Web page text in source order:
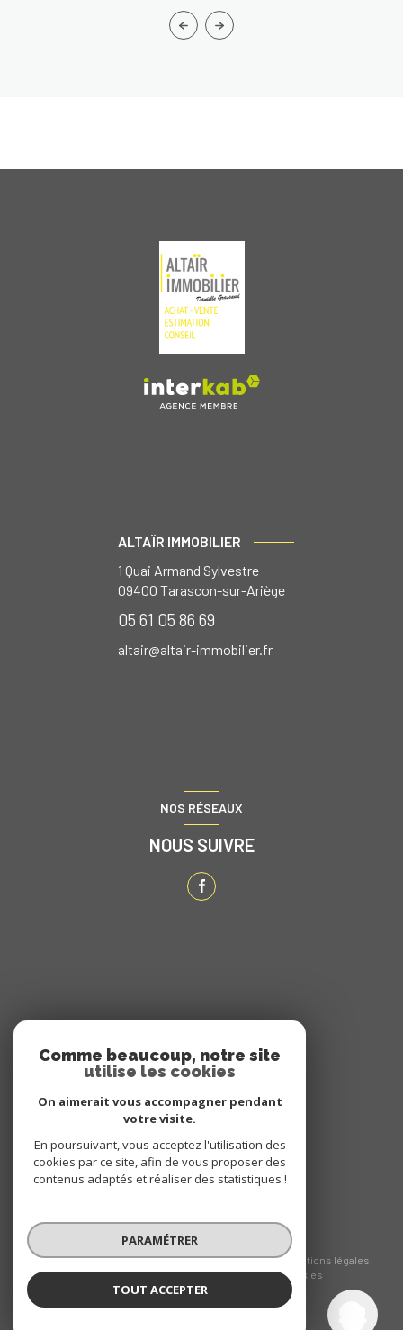
Altaïr immobilier
ALTAÏR IMMOBILIER
1 Quai Armand Sylvestre
09400 Tarascon-sur-Ariège
05 61 05 86 69
altair@altair-immobilier.fr
NOS RÉSEAUX
NOUS SUIVRE
NOUS ADHÉRONS
© 2026 | Tous droits réservés
Nos honoraires
Nos partenaires
Mentions légales
Admin
Politique RGPD Cookies
Réalisé par :
Comme beaucoup, notre site
utilise les cookies
On aimerait vous accompagner pendant
votre visite.
En poursuivant, vous acceptez l'utilisation des
cookies par ce site, afin de vous proposer des
contenus adaptés et réaliser des statistiques !
PARAMÉTRER
TOUT ACCEPTER